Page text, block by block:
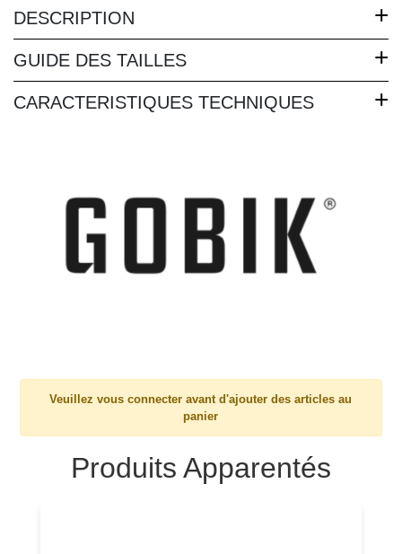
DESCRIPTION
GUIDE DES TAILLES
CARACTERISTIQUES TECHNIQUES
Veuillez vous connecter avant d'ajouter des articles au
panier
Produits Apparentés